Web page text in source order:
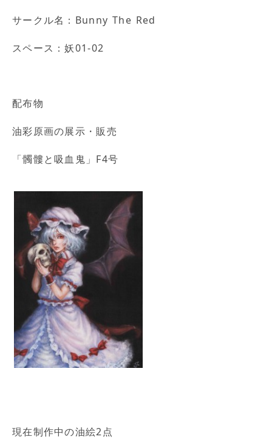
サークル名：Bunny The Red
スペース：妖01-02
配布物
油彩原画の展示・販売
「髑髏と吸血鬼」F4号
現在制作中の油絵2点